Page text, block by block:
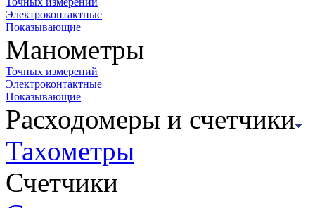
Электроконтактные
Показывающие
Манометры
Точных измерений
Электроконтактные
Показывающие
Расходомеры и счетчики
Тахометры
Счетчики